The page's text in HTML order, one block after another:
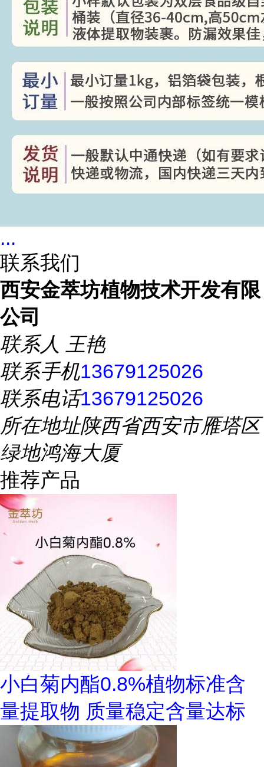
...
联系我们
西安金萃坊植物技术开发有限
公司
联系人 王艳
联系手机13679125026
联系电话13679125026
所在地址陕西省西安市雁塔区
绿地鸿海大厦
推荐产品
小白菊内酯0.8%植物标准含
量提取物 质量稳定含量达标